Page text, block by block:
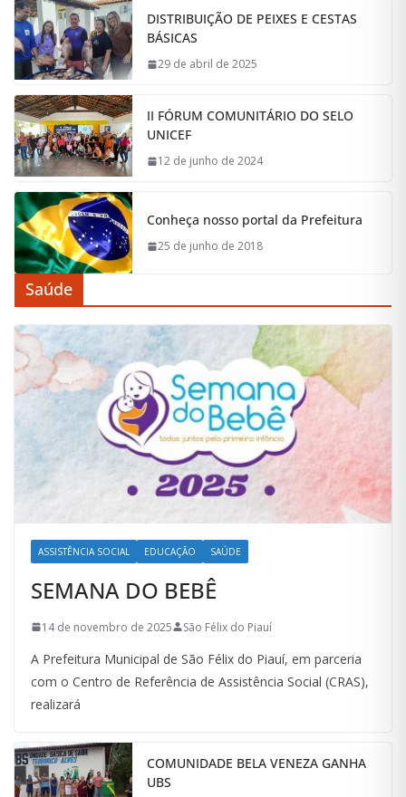
DISTRIBUIÇÃO DE PEIXES E CESTAS
BÁSICAS
29 de abril de 2025
II FÓRUM COMUNITÁRIO DO SELO
UNICEF
12 de junho de 2024
Conheça nosso portal da Prefeitura
25 de junho de 2018
Saúde
ASSISTÊNCIA SOCIAL EDUCAÇÃO SAÚDE
SEMANA DO BEBÊ
14 de novembro de 2025 São Félix do Piauí
A Prefeitura Municipal de São Félix do Piauí, em parceria
com o Centro de Referência de Assistência Social (CRAS),
realizará
COMUNIDADE BELA VENEZA GANHA
UBS